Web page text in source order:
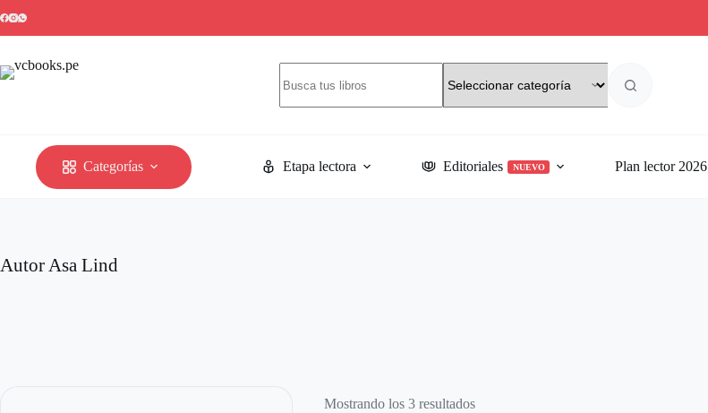
Categorías Etapa lectora Editoriales NUEVO Plan lector 2026
Autor Asa Lind
Mostrando los 3 resultados